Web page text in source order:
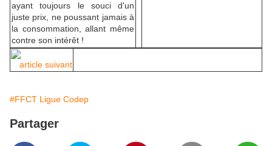
ayant toujours le souci d'un
juste prix, ne poussant jamais à
la consommation, allant même
contre son intérêt !
article suivant
#FFCT Ligue Codep
Partager